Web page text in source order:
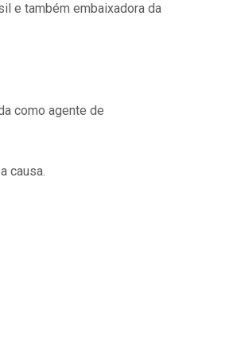
e também embaixadora da
como agente de
causa.